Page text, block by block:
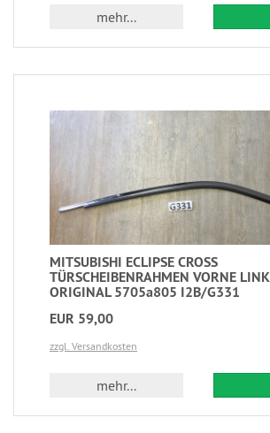
mehr...
MITSUBISHI ECLIPSE CROSS
TÜRSCHEIBENRAHMEN VORNE
ORIGINAL 5705a805 I2B/G331
EUR 59,00
zzgl. Versandkosten
mehr...